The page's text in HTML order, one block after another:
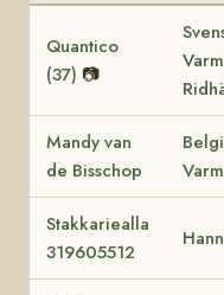
Quantico
(37) 📷
Mandy van
de Bisschop
Stakkariealla
319605512